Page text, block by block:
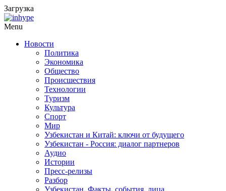
Загрузка
Menu
Новости
Политика
Экономика
Общество
Происшествия
Технологии
Туризм
Культура
Спорт
Мир
Узбекистан и Китай: ключи от будущего
Узбекистан - Россия: диалог партнеров
Аудио
Истории
Пресс-релизы
Разбор
Узбекистан. Факты, события, лица